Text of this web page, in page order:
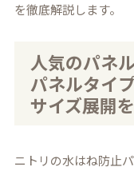
を徹底解説します。
人気のパネ
パネルタイ
サイズ展開
ニトリの水はね防止